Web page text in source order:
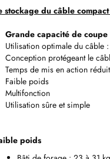
stockage du câble
Grande capacité de coupe
optimale du câble
protégeant le
de mis en action
poids
sûre et simple
poids